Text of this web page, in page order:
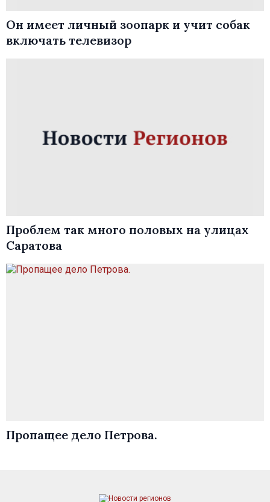
Он имеет личный зоопарк и учит собак
включать телевизор
Проблем так много половых на улицах
Саратова
Пропащее дело Петрова.